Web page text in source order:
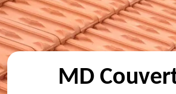
MD